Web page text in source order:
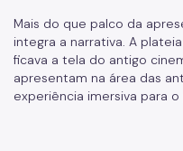
Mais do que palco da
integra a narrativa. A
ficava a tela do antigo
apresentam na área das
experiência imersiva para o